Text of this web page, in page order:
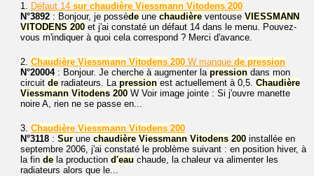
1. Défaut 14 sur chaudière Viessmann Vitodens 200
N°3892 : Bonjour, je possède une chaudière ventouse VIESSMANN
VITODENS 200 et j'ai constaté un défaut 14 dans le menu. Pouvez-
vous m'indiquer à quoi cela correspond ? Merci d'avance.
2. Chaudière Viessmann Vitodens 200 W manque de pression
N°20004: Bonjour. Je cherche à augmenter la pression dans mon
circuit de radiateurs. La pression est actuellement à 0,5. Chaudière
Viessmann Vitodens 200 W Voir image jointe : Si j'ouvre manette
noire A, rien ne se passe en...
3. Chaudière Viessmann Vitodens 200
N°3118 : Sur une chaudière Viessmann Vitodens 200 installée en
septembre 2006, j'ai constaté le problème suivant : en position hiver, à
la fin de la production d'eau chaude, la chaleur va alimenter les
radiateurs alors que le...